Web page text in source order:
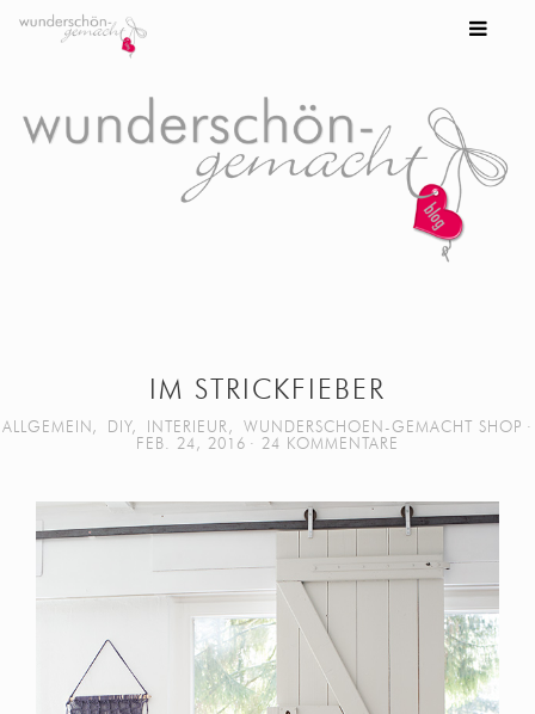
IM STRICKFIEBER
ALLGEMEIN , DIY, INTERIEUR, WUNDERSCHOEN-GEMACHT SHOP
FEB. 24, 2016
24 KOMMENTARE